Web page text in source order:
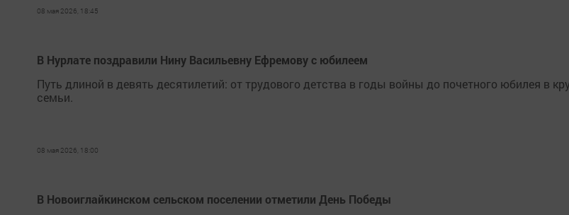
08 мая 2026, 18:45
В Нурлате поздравили Нину Васильевну Ефремову с юбилеем
Путь длиной в девять десятилетий: от трудового детства в годы войны до почетного юбилея в
семьи.
08 мая 2026, 18:00
В Новоиглайкинском сельском поселении отметили День Победы